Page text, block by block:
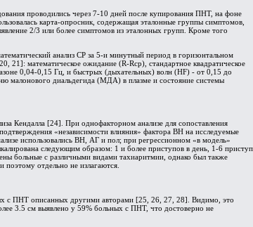
проводились через 7-10 дней после купирования ПНТ, на фоне
карта-опросник, содержащая эталонные группы симптомов,
2/3 или более симптомов из эталонных групп. Кроме того
анализ СР за 5-и минутный период в горизонтальном
21]: математическое ожидание (R-Rср), стандартное квадратическое
0,04-0,15 Гц, и быстрых (дыхательных) волн (HF) - от 0,15 до
малонового диальдегида (МДА) в плазме и состояние системы
Кендалла [24]. При однофакторном анализе для сопоставления
«независимости влияния» фактора ВН на исследуемые
использовались ВН, АГ и пол; при регрессионном «в модель»
следующим образом: 1 и более приступов в день, 1-6 приступ
больные с различными видами тахиаритмии, однако был также
отдельно не излагаются.
с ПНТ описанных другими авторами [25, 26, 27, 28]. Видимо, это
3.5 см выявлено у 59% больных с ПНТ, что достоверно не